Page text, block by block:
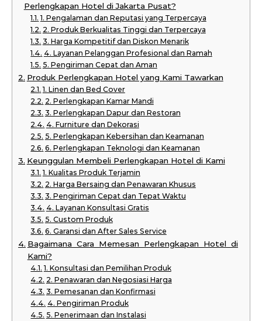
Perlengkapan Hotel di Jakarta Pusat?
1. Pengalaman dan Reputasi yang Terpercaya
2. Produk Berkualitas Tinggi dan Terpercaya
3. Harga Kompetitif dan Diskon Menarik
4. Layanan Pelanggan Profesional dan Ramah
5. Pengiriman Cepat dan Aman
Produk Perlengkapan Hotel yang Kami Tawarkan
1. Linen dan Bed Cover
2. Perlengkapan Kamar Mandi
3. Perlengkapan Dapur dan Restoran
4. Furniture dan Dekorasi
5. Perlengkapan Kebersihan dan Keamanan
6. Perlengkapan Teknologi dan Keamanan
Keunggulan Membeli Perlengkapan Hotel di Kami
1. Kualitas Produk Terjamin
2. Harga Bersaing dan Penawaran Khusus
3. Pengiriman Cepat dan Tepat Waktu
4. Layanan Konsultasi Gratis
5. Custom Produk
6. Garansi dan After Sales Service
Bagaimana Cara Memesan Perlengkapan Hotel di
Kami?
1. Konsultasi dan Pemilihan Produk
2. Penawaran dan Negosiasi Harga
3. Pemesanan dan Konfirmasi
4. Pengiriman Produk
5. Penerimaan dan Instalasi